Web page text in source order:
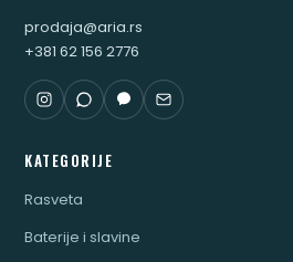
prodaja@aria.rs
+381 62 156 2776
KATEGORIJE
Rasveta
Baterije i slavine